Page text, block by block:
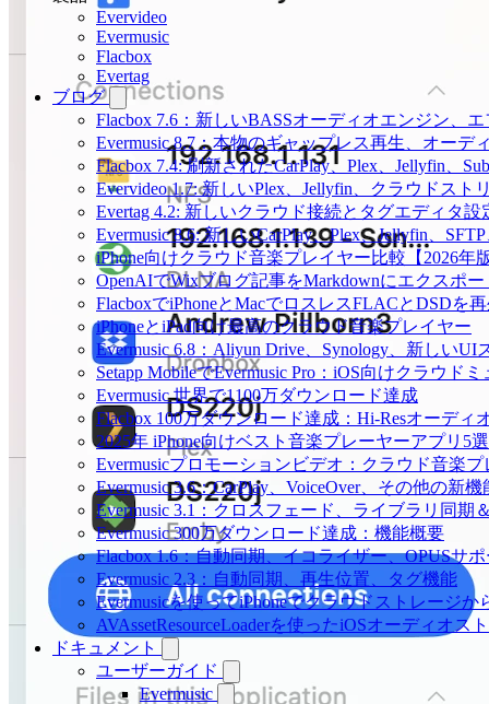
Evervideo
Evermusic
Flacbox
Evertag
ブログ
Flacbox 7.6：新しいBASSオーディオエンジン、
Evermusic 8.7：本物のギャップレス再生、オー
Flacbox 7.4: 刷新されたCarPlay、Plex、Jellyfin、
Evervideo 1.7: 新しいPlex、Jellyfin、クラウドス
Evertag 4.2: 新しいクラウド接続とタグエディタ設
Evermusic 8.6: 新しいCarPlay、Plex、Jellyfin、
iPhone向けクラウド音楽プレイヤー比較【2026年
OpenAIでWixブログ記事をMarkdownにエクスポー
FlacboxでiPhoneとMacでロスレスFLACとDSDを
iPhoneとiPad向け最高のクラウド音楽プレイヤー
Evermusic 6.8：Aliyun Drive、Synology、新しいUI
Setapp MobileでEvermusic Pro：iOS向けクラウド
Evermusic 世界で1100万ダウンロード達成
Flacbox 100万ダウンロード達成：Hi-Resオーディ
2025年 iPhone向けベスト音楽プレーヤーアプリ5選
Evermusicプロモーションビデオ：クラウド音楽
Evermusic 3.6：CarPlay、VoiceOver、その他の新機
Evermusic 3.1：クロスフェード、ライブラリ同期
Evermusic 300万ダウンロード達成：機能概要
Flacbox 1.6：自動同期、イコライザー、OPUSサ
Evermusic 2.3：自動同期、再生位置、タグ機能
Evermusicを使ってiPhoneでクラウドストレージ
AVAssetResourceLoaderを使ったiOSオーディオス
ドキュメント
ユーザーガイド
Evermusic